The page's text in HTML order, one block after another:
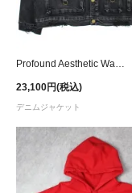
23,100円(税込)
デニムジャケット